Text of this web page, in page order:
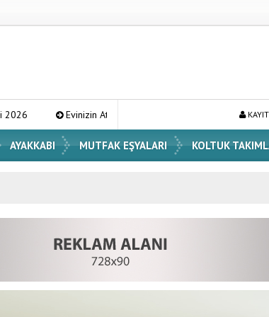
Evinizin Atmosferini Değiştirecek En Şık Vazo Modelleri
AYAKKABI MUTFAK EŞYALARI KOLTUK